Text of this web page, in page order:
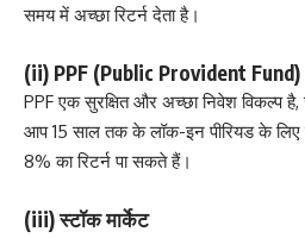
समय में अच्छा रिटर्न देता है।
(ii) PPF (Public Provident Fund)
PPF एक सुरक्षित और अच्छा निवेश विकल्प
आप 15 साल तक के लॉक-इन पीरियड के
8% का रिटर्न पा सकते हैं।
(iii) स्टॉक मार्केट